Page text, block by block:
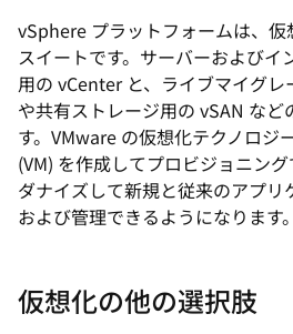
vSphere プラットフォームは、
スイートです。サーバーおよびイ
用の vCenter と、ライブマイグ
や共有ストレージ用の vSAN など
す。VMware の仮想化テクノロジ
(VM) を作成してプロビジョニン
ダナイズして新規と従来のアプ
および管理できるようになります。
仮想化の他の選択肢